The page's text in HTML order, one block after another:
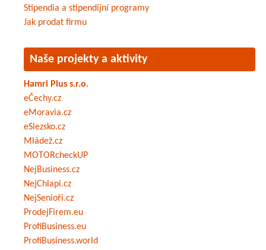
Stipendia a stipendijní programy
Jak prodat firmu
Naše projekty a aktivity
Hamri Plus s.r.o.
eČechy.cz
eMoravia.cz
eSlezsko.cz
Mládež.cz
MOTORcheckUP
NejBusiness.cz
NejChlapi.cz
NejSenioři.cz
ProdejFirem.eu
ProfiBusiness.eu
ProfiBusiness.world